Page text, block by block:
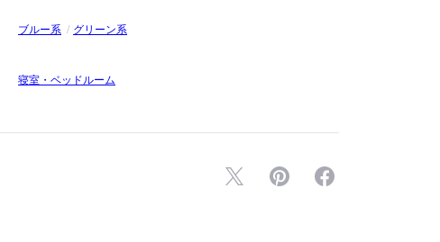
ブルー系
グリーン系
寝室・ベッドルーム